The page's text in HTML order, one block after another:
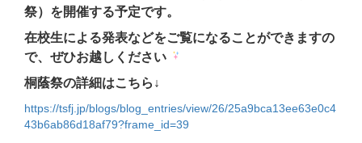
祭）を開催する予定です。
在校生による発表などをご覧になることができますの
で、ぜひお越しください
桐蔭祭の詳細はこちら↓
https://tsfj.jp/blogs/blog_entries/view/26/25a9bca13ee63e0c4
43b6ab86d18af79?frame_id=39